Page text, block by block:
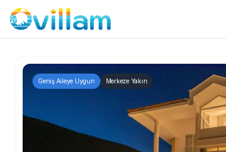
Geniş Aileye Uygun Merkeze Yakın